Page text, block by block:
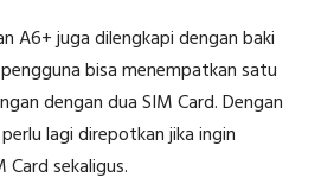
A6+ juga dilengkapi dengan baki
bisa menempatkan satu
dengan dua SIM Card. Dengan
lagi direpotkan jika ingin
Card sekaligus.